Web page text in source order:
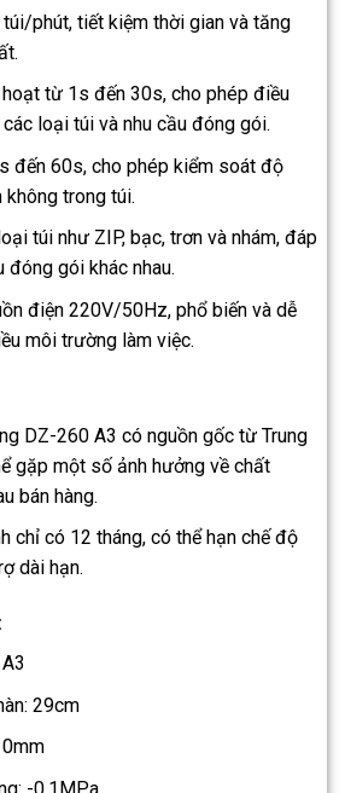
phút, tiết kiệm thời gian và tăng
từ 1s đến 30s, cho phép điều
loại túi và nhu cầu đóng gói.
đến 60s, cho phép kiểm soát độ
không trong túi.
túi như ZIP, bạc, trơn và nhám, đáp
đóng gói khác nhau.
điện 220V/50Hz, phổ biến và dễ
môi trường làm việc.
DZ-260 A3 có nguồn gốc từ Trung
gặp một số ảnh hưởng về chất
bán hàng.
chỉ có 12 tháng, có thể hạn chế độ
dài hạn.
29cm